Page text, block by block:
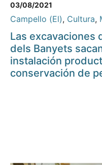
03/08/2021
Campello (El), Cultura,
Las excavaciones
dels Banyets
instalación
conservación de